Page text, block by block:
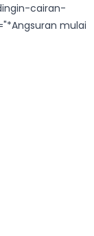
cairan-
mulai